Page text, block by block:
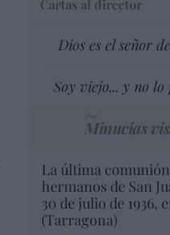
Cartas al director
Dios es el señor
Soy viejo... y no
Minucias
La última comunión
hermanos de San
30 de julio de 1936,
(Tarragona)